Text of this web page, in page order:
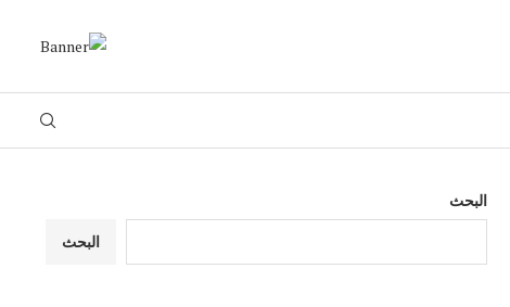
البحث
البحث